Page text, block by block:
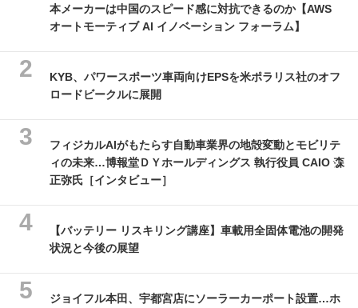
本メーカーは中国のスピード感に対抗できるのか【AWS
オートモーティブ AI イノベーション フォーラム】
KYB、パワースポーツ車両向けEPSを米ポラリス社のオフ
ロードビークルに展開
フィジカルAIがもたらす自動車業界の地殻変動とモビリテ
ィの未来…博報堂ＤＹホールディングス 執行役員 CAIO 森
正弥氏［インタビュー］
【バッテリー リスキリング講座】車載用全固体電池の開発
状況と今後の展望
ジョイフル本田、宇都宮店にソーラーカーポート設置…ホ